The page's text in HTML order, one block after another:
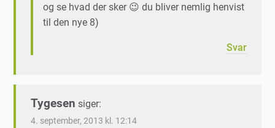
og se hvad der sker 😉 du bliver nemlig henvist
til den nye 8)
Svar
Tygesen siger:
4. september, 2013 kl. 12:14